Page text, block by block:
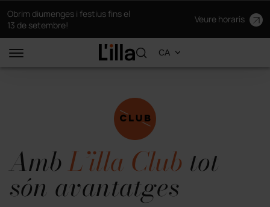
Obrim diumenges i festius fins el
13 de setembre!
Veure horaris
Amb L’illa Club tot
són avantatges